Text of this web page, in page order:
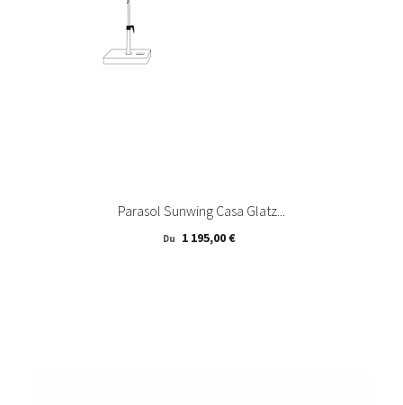
Parasol Sunwing Casa Glatz...
Du Prix
1 195,00 €